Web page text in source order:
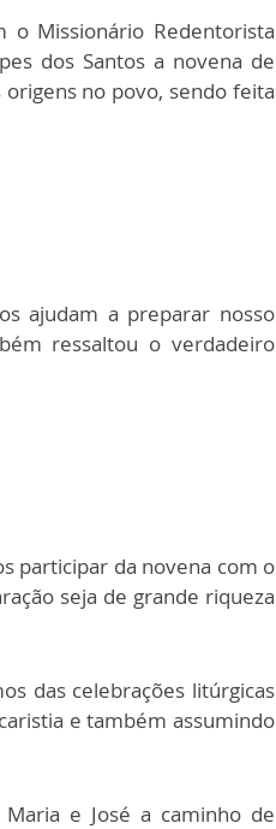
o Missionário Redentorista
dos Santos a novena de
origens no povo, sendo feita
ajudam a preparar nosso
ressaltou o verdadeiro
participar da novena com o
seja de grande riqueza
das celebrações litúrgicas
e também assumindo
e José a caminho de